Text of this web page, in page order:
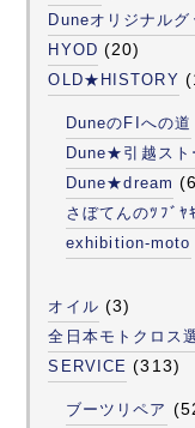
Duneオリジナル
HYOD (20)
OLD★HISTORY
DuneのFIへの道
Dune★引越スト
Dune★dream
さぼてんのﾂﾌﾞﾔ
exhibition-moto
オイル (3)
全日本モトクロス
SERVICE (313)
ブーツリペア